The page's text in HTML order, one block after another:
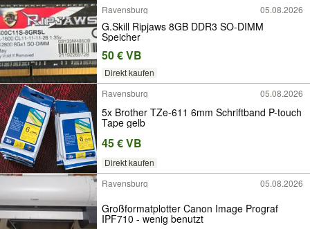
Ravensburg
05.08.2026
G.Skill Ripjaws 8GB DDR3 SO-DIMM
Speicher
50 € VB
Direkt kaufen
Ravensburg
05.08.2026
5x Brother TZe-611 6mm Schriftband P-touch
Tape gelb
45 € VB
Direkt kaufen
Ravensburg
05.08.2026
Großformatplotter Canon Image Prograf
IPF710 - wenig benutzt